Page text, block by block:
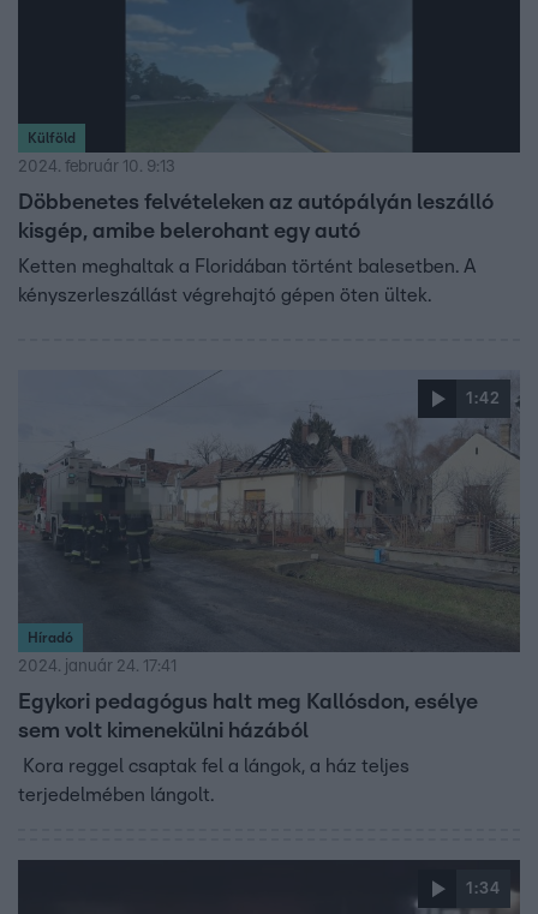
Külföld
2024. február 10. 9:13
Döbbenetes felvételeken az autópályán leszálló
kisgép, amibe belerohant egy autó
Ketten meghaltak a Floridában történt balesetben. A
kényszerleszállást végrehajtó gépen öten ültek.
1:42
Híradó
2024. január 24. 17:41
Egykori pedagógus halt meg Kallósdon, esélye
sem volt kimenekülni házából
Kora reggel csaptak fel a lángok, a ház teljes
terjedelmében lángolt.
1:34